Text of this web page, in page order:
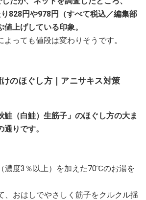
828円や978円（すべて税込／編集部
上げしている印象。
よっても値段は変わりそうです。
のほぐし方｜アニサキス対策
鮭（白鮭）生筋子」のほぐし方の大ま
りです。
濃度3％以上）を加えた70℃のお湯を
、おはしでやさしく筋子をクルクル揺